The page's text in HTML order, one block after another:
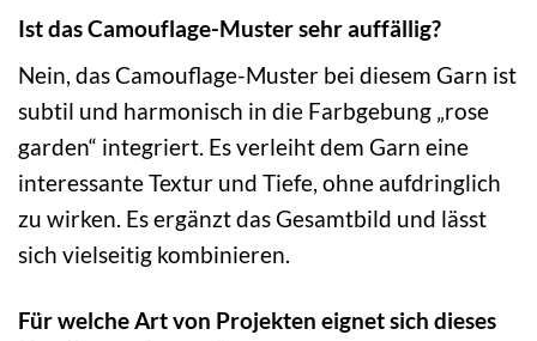
Ist das Camouflage-Muster sehr auffällig?
Nein, das Camouflage-Muster bei diesem Garn ist
subtil und harmonisch in die Farbgebung „rose
garden“ integriert. Es verleiht dem Garn eine
interessante Textur und Tiefe, ohne aufdringlich
zu wirken. Es ergänzt das Gesamtbild und lässt
sich vielseitig kombinieren.
Für welche Art von Projekten eignet sich dieses